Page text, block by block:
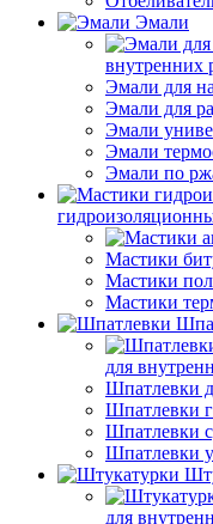
Эмали
внутренних
Эмали для
Эмали для
Эмали
Эмали
Эмали по
Мастики
Мастики
Мастики
для
Шпатлевки
Шпатлевки
Шпатлевки
Шпатлевки
для